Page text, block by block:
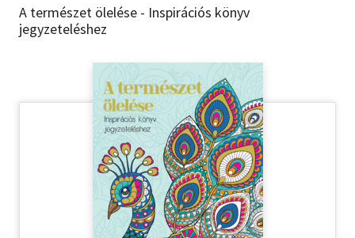
Erotika
Hobbi, szabadidő
Szótár, nyelvkönyv
A természet ölelése - Inspirációs könyv
jegyzeteléshez